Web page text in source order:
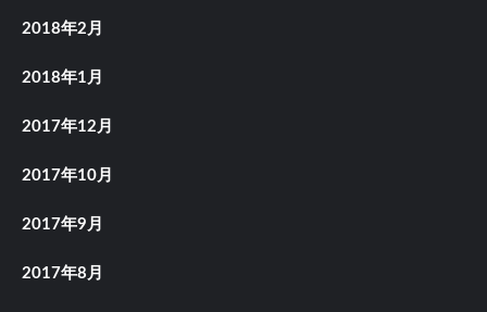
2018年2月
2018年1月
2017年12月
2017年10月
2017年9月
2017年8月